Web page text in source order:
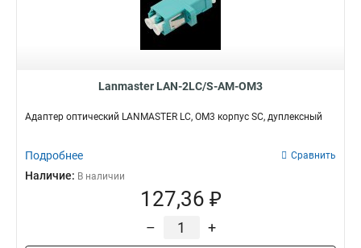
Lanmaster LAN-2LC/S-AM-OM3
Адаптер оптический LANMASTER LC, OM3 корпус SC, дуплексный
Подробнее Сравнить
Наличие: В наличии
127,36 ₽
– +